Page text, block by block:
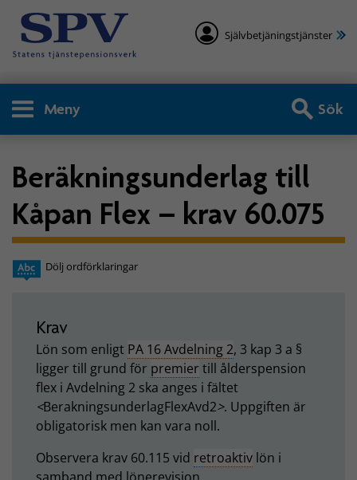
Självbetjäningstjänster
Meny Sök
Beräkningsunderlag till
Kåpan Flex – krav 60.075
Dölj ordförklaringar
Krav
Lön som enligt PA 16 Avdelning 2, 3 kap 3 a §
ligger till grund för premier till ålderspension
flex i Avdelning 2 ska anges i fältet
<BerakningsunderlagFlexAvd2>. Uppgiften är
obligatorisk men kan vara noll.
Observera krav 60.115 vid retroaktiv lön i